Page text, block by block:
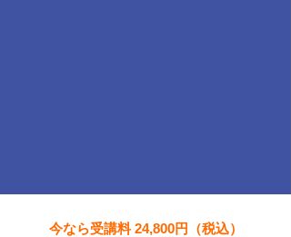
今なら受講料 24,800円（税込）